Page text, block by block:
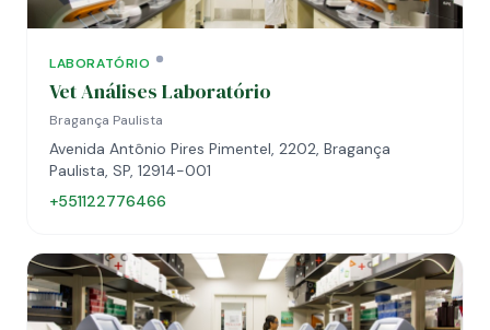
LABORATÓRIO
Vet Análises Laboratório
Bragança Paulista
Avenida Antônio Pires Pimentel, 2202, Bragança
Paulista, SP, 12914-001
+551122776466